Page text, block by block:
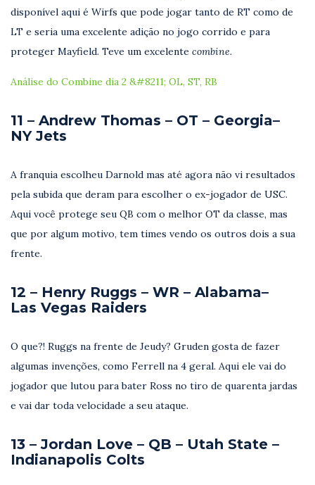
disponível aqui é Wirfs que pode jogar tanto de RT como de
LT e seria uma excelente adição no jogo corrido e para
proteger Mayfield. Teve um excelente combine.
Análise do Combine dia 2 &#8211; OL, ST, RB
11 – Andrew Thomas – OT – Georgia–
NY Jets
A franquia escolheu Darnold mas até agora não vi resultados
pela subida que deram para escolher o ex-jogador de USC.
Aqui você protege seu QB com o melhor OT da classe, mas
que por algum motivo, tem times vendo os outros dois a sua
frente.
12 – Henry Ruggs – WR – Alabama–
Las Vegas Raiders
O que?! Ruggs na frente de Jeudy? Gruden gosta de fazer
algumas invenções, como Ferrell na 4 geral. Aqui ele vai do
jogador que lutou para bater Ross no tiro de quarenta jardas
e vai dar toda velocidade a seu ataque.
13 – Jordan Love – QB – Utah State –
Indianapolis Colts